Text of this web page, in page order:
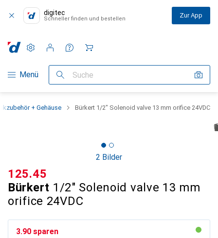
digitec
Schneller finden und bestellen Zur App
Navigation nach Kategorien
Menü Suche
Einstellungen
Kundenkonto
Vergleichslisten
Merklisten
Warenkorb
+ Gehäuse Bürkert 1/2" Solenoid valve 13 mm orifice 24VDC
2 Bilder
Bürkert 1/2" Solenoid valve 13 mm
orifice 24VDC
CHF
125.45
CHF
3.90 sparen